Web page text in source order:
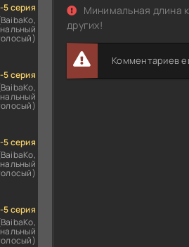
5 серия
5 серия
5 серия
5 серия
Минимальная длина
других!
Комментариев